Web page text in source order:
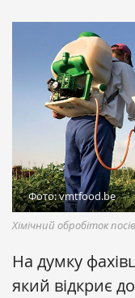
Фото: vmtfood.be
Хімічний обробіток
На думку
який відкриє